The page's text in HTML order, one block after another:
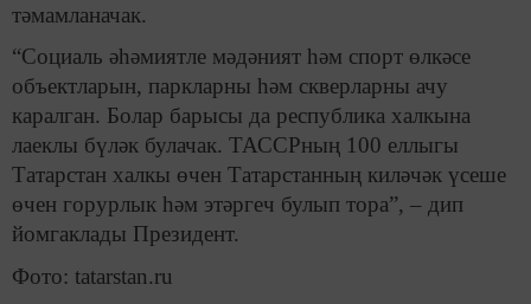
тәмамланачак.
“Социаль әһәмиятле мәдәният һәм спорт өлкәсе
объектларын, паркларны һәм скверларны ачу
каралган. Болар барысы да республика халкына
лаеклы бүләк булачак. ТАССРның 100 еллыгы
Татарстан халкы өчен Татарстанның киләчәк үсеше
өчен горурлык һәм этәргеч булып тора”, – дип
йомгаклады Президент.
Фото: tatarstan.ru